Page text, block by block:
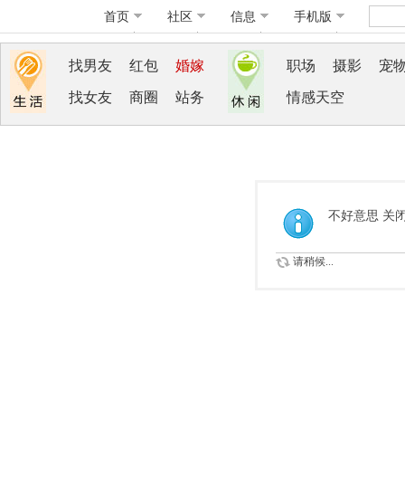
首页 社区 信息 手机版
找男友 红包 婚嫁
找女友 商圈 站务
职场 摄影 宠
情感天空
不好意思 关
请稍候...